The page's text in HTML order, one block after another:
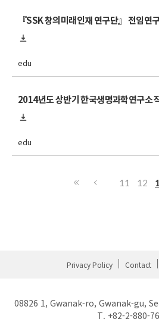
『SSK 창의미래인재 연구단』 전임연
edu
2014년도 상반기 한국생명과학연구소
edu
11 12
Privacy Policy Contact
08826 1, Gwanak-ro, Gwanak-gu,
T. +82-2-880-